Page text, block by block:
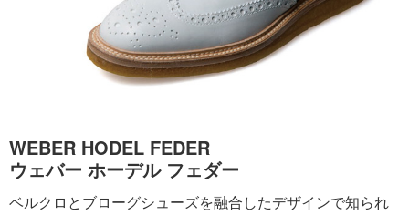
WEBER HODEL FEDER
ウェバー ホーデル フェダー
ベルクロとブローグシューズを融合したデザインで知られ